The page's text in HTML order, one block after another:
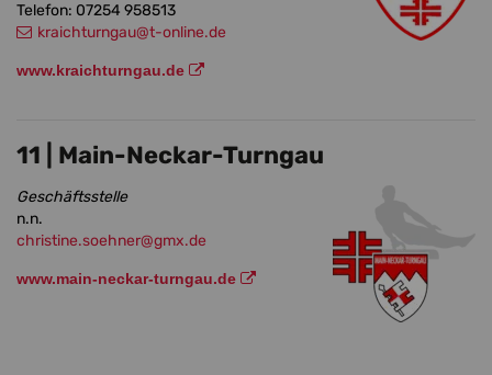
Telefon: 07254 958513
kraichturngau@t-online.de
www.kraichturngau.de
11 | Main-Neckar-Turngau
Geschäftsstelle
n.n.
christine.soehner@gmx.de
www.main-neckar-turngau.de